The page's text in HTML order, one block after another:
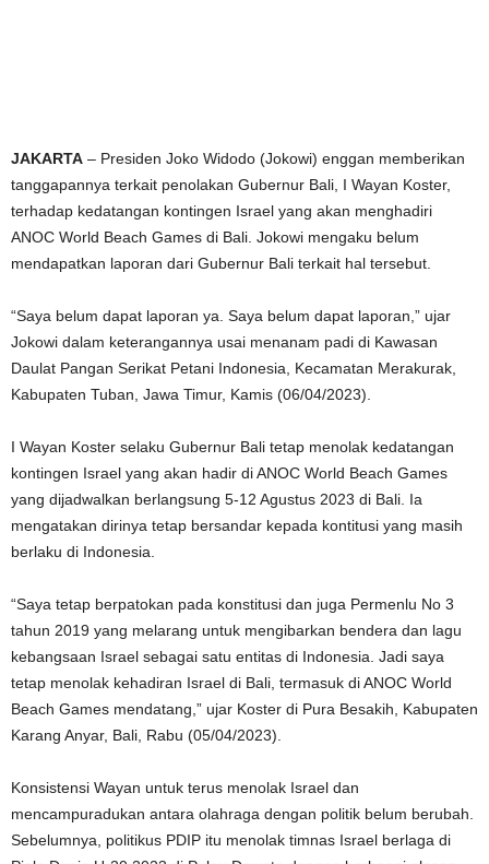
JAKARTA – Presiden Joko Widodo (Jokowi) enggan memberikan
tanggapannya terkait penolakan Gubernur Bali, I Wayan Koster,
terhadap kedatangan kontingen Israel yang akan menghadiri
ANOC World Beach Games di Bali. Jokowi mengaku belum
mendapatkan laporan dari Gubernur Bali terkait hal tersebut.
“Saya belum dapat laporan ya. Saya belum dapat laporan,” ujar
Jokowi dalam keterangannya usai menanam padi di Kawasan
Daulat Pangan Serikat Petani Indonesia, Kecamatan Merakurak,
Kabupaten Tuban, Jawa Timur, Kamis (06/04/2023).
I Wayan Koster selaku Gubernur Bali tetap menolak kedatangan
kontingen Israel yang akan hadir di ANOC World Beach Games
yang dijadwalkan berlangsung 5-12 Agustus 2023 di Bali. Ia
mengatakan dirinya tetap bersandar kepada kontitusi yang masih
berlaku di Indonesia.
“Saya tetap berpatokan pada konstitusi dan juga Permenlu No 3
tahun 2019 yang melarang untuk mengibarkan bendera dan lagu
kebangsaan Israel sebagai satu entitas di Indonesia. Jadi saya
tetap menolak kehadiran Israel di Bali, termasuk di ANOC World
Beach Games mendatang,” ujar Koster di Pura Besakih, Kabupaten
Karang Anyar, Bali, Rabu (05/04/2023).
Konsistensi Wayan untuk terus menolak Israel dan
mencampuradukan antara olahraga dengan politik belum berubah.
Sebelumnya, politikus PDIP itu menolak timnas Israel berlaga di